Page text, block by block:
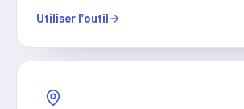
Utiliser l'outil